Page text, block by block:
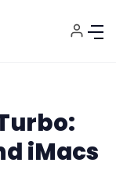
iMacs